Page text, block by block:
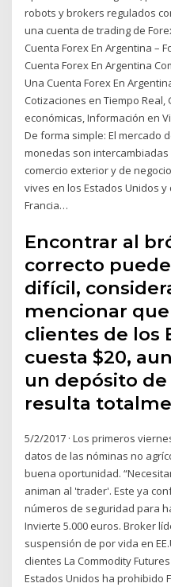
robots y brokers regulados
una cuenta de trading de
Cuenta Forex En Argentina –
Cuenta Forex En Argentina
Una Cuenta Forex En
Cotizaciones en Tiempo
económicas, Información en
De forma simple: El mercado
monedas son
comercio exterior y de
vives en los Estados Unidos
Francia…
Encontrar al
correcto
difícil,
mencionar que
clientes de los
cuesta $20,
un depósito de
resulta
5/2/2017 · Los primeros
datos de las nóminas no
buena oportunidad.
animan al 'trader'. Este ya
números de seguridad para
Invierte 5.000 euros. Broker
suspensión de por vida en
clientes La Commodity
Estados Unidos ha prohibido